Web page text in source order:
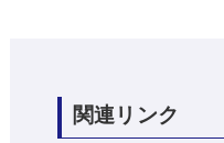
関連リンク